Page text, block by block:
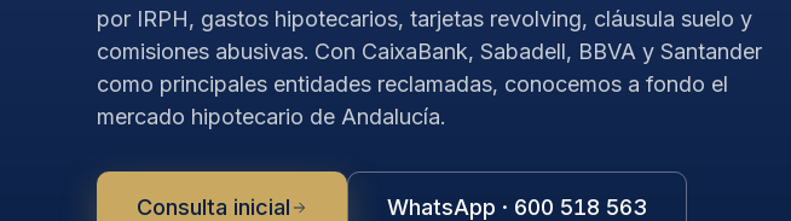
por IRPH, gastos hipotecarios, tarjetas revolving, cláusula suelo y
comisiones abusivas. Con CaixaBank, Sabadell, BBVA y Santander
como principales entidades reclamadas, conocemos a fondo el
mercado hipotecario de Andalucía.
Consulta inicial WhatsApp · 600 518 563